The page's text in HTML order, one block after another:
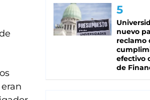
nuevo
reclamo
efectivo
de